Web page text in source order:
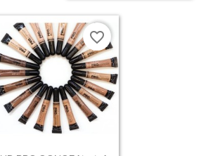
favorite_border